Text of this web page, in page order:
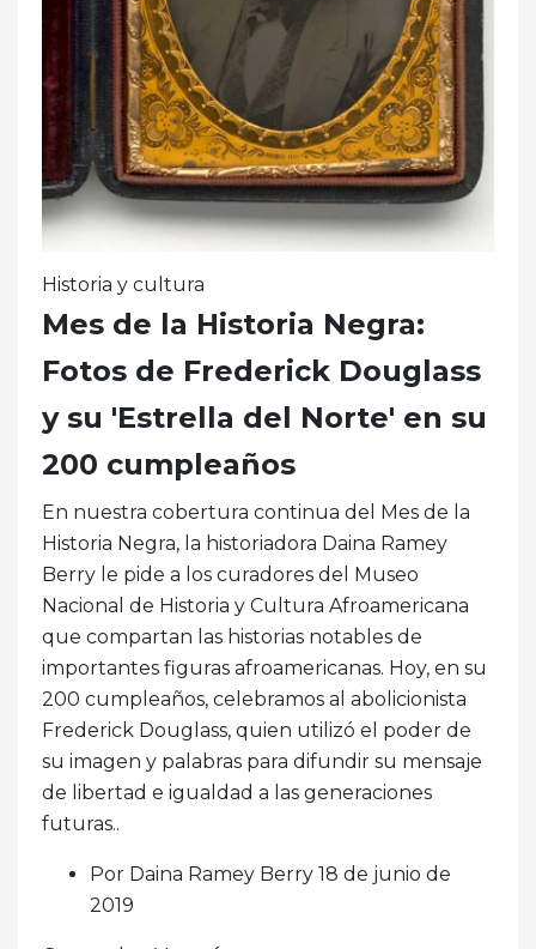
Historia y cultura
Mes de la Historia Negra:
Fotos de Frederick Douglass
y su 'Estrella del Norte' en su
200 cumpleaños
En nuestra cobertura continua del Mes de la
Historia Negra, la historiadora Daina Ramey
Berry le pide a los curadores del Museo
Nacional de Historia y Cultura Afroamericana
que compartan las historias notables de
importantes figuras afroamericanas. Hoy, en su
200 cumpleaños, celebramos al abolicionista
Frederick Douglass, quien utilizó el poder de
su imagen y palabras para difundir su mensaje
de libertad e igualdad a las generaciones
futuras..
Por Daina Ramey Berry 18 de junio de
2019